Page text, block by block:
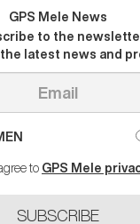
GPS Mele News
to the
latest news and
to GPS Mele
SUBSCRIBE